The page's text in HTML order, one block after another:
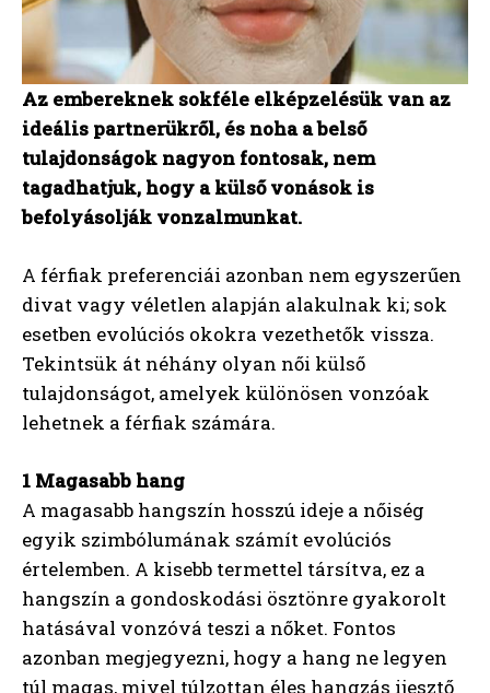
Az embereknek sokféle elképzelésük van az
ideális partnerükről, és noha a belső
tulajdonságok nagyon fontosak, nem
tagadhatjuk, hogy a külső vonások is
befolyásolják vonzalmunkat.
A férfiak preferenciái azonban nem egyszerűen
divat vagy véletlen alapján alakulnak ki; sok
esetben evolúciós okokra vezethetők vissza.
Tekintsük át néhány olyan női külső
tulajdonságot, amelyek különösen vonzóak
lehetnek a férfiak számára.
1 Magasabb hang
A magasabb hangszín hosszú ideje a nőiség
egyik szimbólumának számít evolúciós
értelemben. A kisebb termettel társítva, ez a
hangszín a gondoskodási ösztönre gyakorolt ​​
hatásával vonzóvá teszi a nőket. Fontos
azonban megjegyezni, hogy a hang ne legyen
túl magas, mivel túlzottan éles hangzás ijesztő